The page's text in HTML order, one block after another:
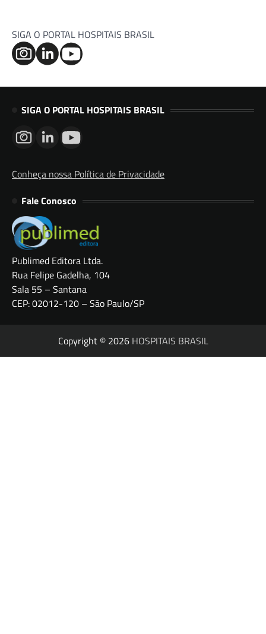
SIGA O PORTAL HOSPITAIS BRASIL
SIGA O PORTAL HOSPITAIS BRASIL
Conheça nossa Política de Privacidade
Fale Conosco
Publimed Editora Ltda.
Rua Felipe Gadelha, 104
Sala 55 – Santana
CEP: 02012-120 – São Paulo/SP
Copyright © 2026 HOSPITAIS BRASIL